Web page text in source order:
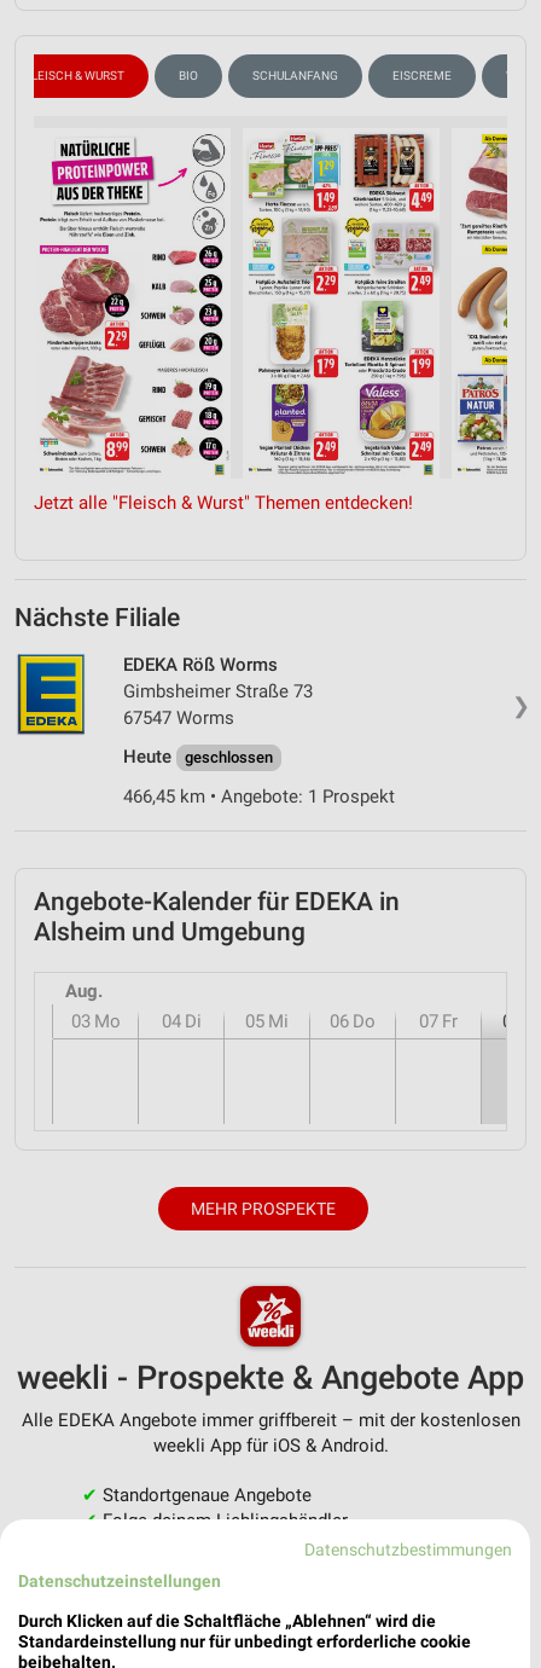
FLEISCH & WURST BIO SCHULANFANG EISCREME WEIN
Jetzt alle "Fleisch & Wurst" Themen entdecken!
Nächste Filiale
❯
EDEKA Röß Worms
Gimbsheimer Straße 73
67547 Worms
Heute
geschlossen
466,45 km • Angebote: 1 Prospekt
Angebote-Kalender für EDEKA in
Alsheim und Umgebung
Aug.
03 Mo 04 Di 05 Mi 06 Do 07 Fr 08
MEHR PROSPEKTE
weekli - Prospekte & Angebote App
Alle EDEKA Angebote immer griffbereit – mit der kostenlosen
weekli App für iOS & Android.
✔ Standortgenaue Angebote
✔Folge deinem Lieblingshändler
Push-Benachrichtigungen bei neuen Prospekten
✔
Einkaufsliste - Einkauf stressfrei planen
JETZT LADEN UND SPAREN!
Datenschutzbestimmungen
Datenschutzeinstellungen
Durch Klicken auf die Schaltfläche „Ablehnen“ wird die
Standardeinstellung nur für unbedingt erforderliche cookie
beibehalten.